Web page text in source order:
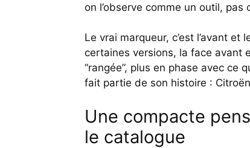
on l’observe comme un outil,
Le vrai marqueur, c’est l’avant
certaines versions, la face avant
“rangée”, plus en phase avec ce
fait partie de son histoire :
Une compacte
le catalogue